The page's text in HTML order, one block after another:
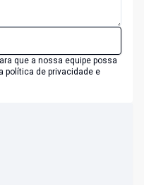
que a nossa equipe possa
política de privacidade e